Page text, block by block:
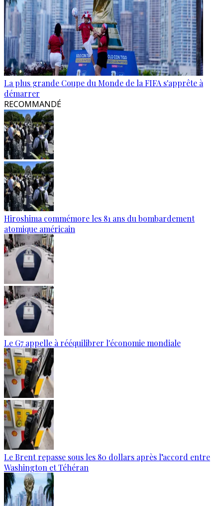
La plus grande Coupe du Monde de la FIFA s'apprête à
démarrer
RECOMMANDÉ
Hiroshima commémore les 81 ans du bombardement
atomique américain
Le G7 appelle à rééquilibrer l'économie mondiale
Le Brent repasse sous les 80 dollars après l’accord entre
Washington et Téhéran